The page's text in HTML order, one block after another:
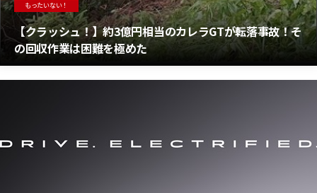
もったいない！
【クラッシュ！】約3億円相当のカレラGTが転落事故！そ
の回収作業は困難を極めた